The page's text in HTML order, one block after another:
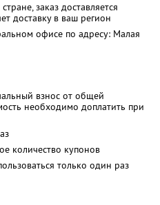
заказ доставляется
доставку в ваш регион
офисе по адресу: Малая
взнос от общей
необходимо доплатить при
количество купонов
только один раз